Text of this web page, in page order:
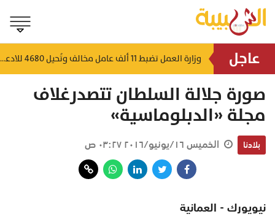
عاجل منذ ساعة وزارة العمل تضبط 11 ألف عامل مخالف وتُحيل 4680 للادعاء العام
صورة جلالة السلطان تتصدرغلاف
مجلة «الدبلوماسية»
بلادنا الخميس ١٦/يونيو/٢٠١٦ ٠٣:٢٧ ص
نيويورك - العمانية